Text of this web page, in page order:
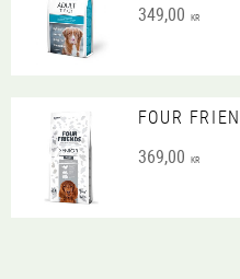
349,00 KR
FOUR
369,00 KR